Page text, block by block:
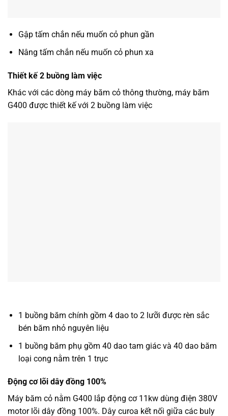
Gập tấm chắn nếu muốn cỏ phun gần
Nâng tấm chắn nếu muốn cỏ phun xa
Thiết kế 2 buồng làm việc
Khác với các dòng máy băm cỏ thông thường, máy băm
G400 được thiết kế với 2 buồng làm việc
1 buồng băm chính gồm 4 dao to 2 lưỡi được rèn sắc
bén băm nhỏ nguyên liệu
1 buồng băm phụ gồm 40 dao tam giác và 40 dao băm
loại cong nằm trên 1 trục
Động cơ lõi dây đồng 100%
Máy băm cỏ nằm G400 lắp động cơ 11kw dùng điện 380V
motor lõi dây đồng 100%. Dây curoa kết nối giữa các buly